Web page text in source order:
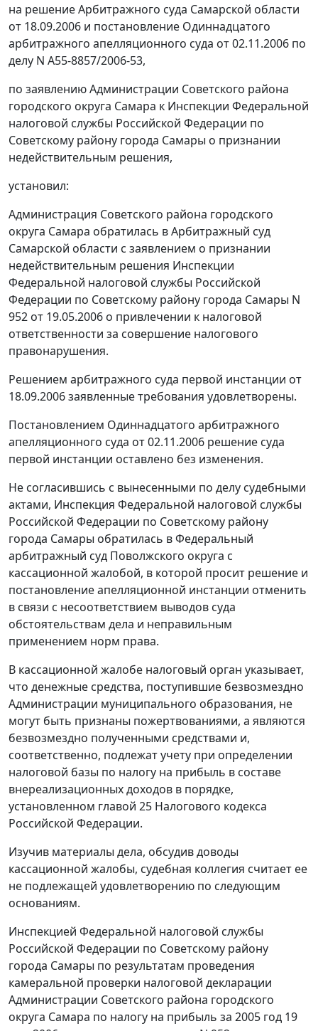
на решение Арбитражного суда Самарской области
от 18.09.2006 и постановление Одиннадцатого
арбитражного апелляционного суда от 02.11.2006 по
делу N А55-8857/2006-53,
по заявлению Администрации Советского района
городского округа Самара к Инспекции Федеральной
налоговой службы Российской Федерации по
Советскому району города Самары о признании
недействительным решения,
установил:
Администрация Советского района городского
округа Самара обратилась в Арбитражный суд
Самарской области с заявлением о признании
недействительным решения Инспекции
Федеральной налоговой службы Российской
Федерации по Советскому району города Самары N
952 от 19.05.2006 о привлечении к налоговой
ответственности за совершение налогового
правонарушения.
Решением арбитражного суда первой инстанции от
18.09.2006 заявленные требования удовлетворены.
Постановлением Одиннадцатого арбитражного
апелляционного суда от 02.11.2006 решение суда
первой инстанции оставлено без изменения.
Не согласившись с вынесенными по делу судебными
актами, Инспекция Федеральной налоговой службы
Российской Федерации по Советскому району
города Самары обратилась в Федеральный
арбитражный суд Поволжского округа с
кассационной жалобой, в которой просит решение и
постановление апелляционной инстанции отменить
в связи с несоответствием выводов суда
обстоятельствам дела и неправильным
применением норм права.
В кассационной жалобе налоговый орган указывает,
что денежные средства, поступившие безвозмездно
Администрации муниципального образования, не
могут быть признаны пожертвованиями, а являются
безвозмездно полученными средствами и,
соответственно, подлежат учету при определении
налоговой базы по налогу на прибыль в составе
внереализационных доходов в порядке,
установленном главой 25 Налогового кодекса
Российской Федерации.
Изучив материалы дела, обсудив доводы
кассационной жалобы, судебная коллегия считает ее
не подлежащей удовлетворению по следующим
основаниям.
Инспекцией Федеральной налоговой службы
Российской Федерации по Советскому району
города Самары по результатам проведения
камеральной проверки налоговой декларации
Администрации Советского района городского
округа Самара по налогу на прибыль за 2005 год 19